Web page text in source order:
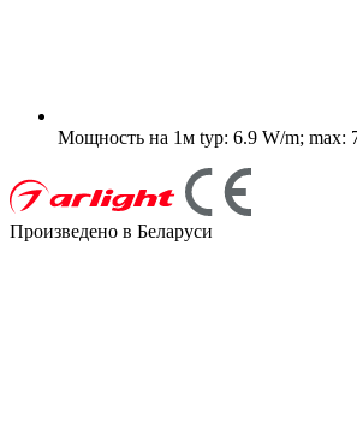
Мощность на 1м typ: 6.9 W/m; max:
Произведено в Беларуси